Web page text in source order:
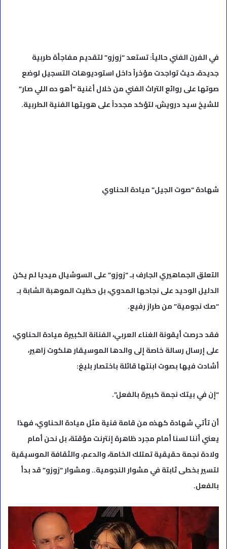
في الفرن الفني حالياً: تستعد “زوزو” لتقديم مفاجأة طربية
جديدة، حيث تواجدت مؤخراً داخل استوديوهات التسجيل لوضع
صوتها على روائع التراث الفني من خلال أغنية “أهو ده اللي صار”
للشيخ سيد درويش، لتؤكد مجدداً على هويتها الفنية الطربية.
شهادة “صوت الجيل” ميادة الحناوي
التعلق الجماهيري الجارف بـ “زوزو” على السوشيال ميديا لم يكن
الدليل الوحيد على نجاحها المدوي، بل حظيت الموهبة الشابة بـ
“صك نجومية” من طراز رفيع.
فقد حرصت أيقونة الغناء العربي، الفنانة الكبيرة ميادة الحناوي،
على إرسال رسالة خاصة إلى والدها الموسيقار هلكوت زاهير،
أشادت فيها بصوت ابنتها قائلة باختصار بليغ:
“إن في بيتك نجمة كبيرة بالفعل”.
أن تأتي شهادة كهذه من قامة فنية مثل ميادة الحناوي، فهذا
يعني أننا لسنا أمام مجرد ظاهرة إنترنت مؤقتة، بل نحن أمام
ولادة نجمة حقيقية تمتلك الخامة، والدعم، والثقافة الموسيقية
لتسير بخطى ثابتة في مشوار النجومية.. ومشوار “زوزو” قد بدأ
بالفعل.